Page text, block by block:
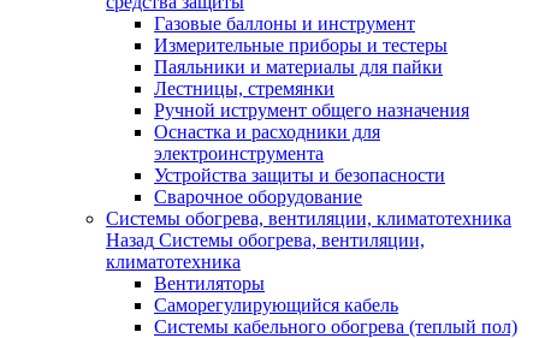
Газовые баллоны и инструмент
Измерительные приборы и тестеры
Паяльники и материалы для пайки
Лестницы, стремянки
Ручной иструмент общего назначения
Оснастка и расходники для
электроинструмента
Устройства защиты и безопасности
Сварочное оборудование
Системы обогрева, вентиляции, климатотехника
Назад Системы обогрева, вентиляции,
климатотехника
Вентиляторы
Саморегулирующийся кабель
Системы кабельного обогрева (теплый пол)